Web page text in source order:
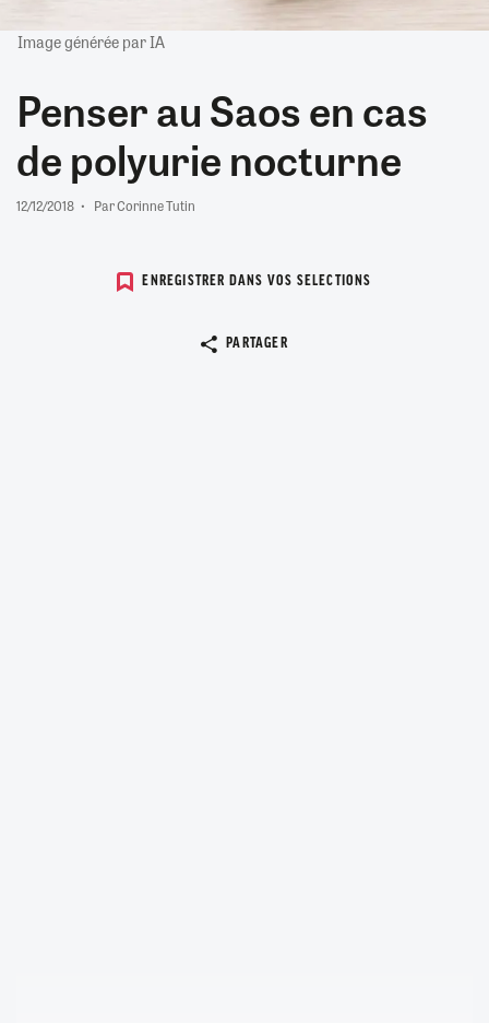
Image générée par IA
Penser au Saos en cas
de polyurie nocturne
12/12/2018 Par Corinne Tutin
ENREGISTRER DANS VOS SELECTIONS
PARTAGER